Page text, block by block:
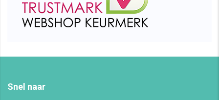
Snel naar